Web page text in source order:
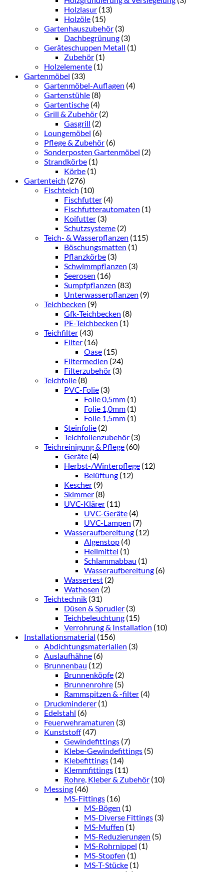
Holzlasur (13)
Holzöle (15)
Gartenhauszubehör (3)
Dachbegrünung (3)
Geräteschuppen Metall (1)
Zubehör (1)
Holzelemente (1)
Gartenmöbel (33)
Gartenmöbel-Auflagen (4)
Gartenstühle (8)
Gartentische (4)
Grill & Zubehör (2)
Gasgrill (2)
Loungemöbel (6)
Pflege & Zubehör (6)
Sonderposten Gartenmöbel (2)
Strandkörbe (1)
Körbe (1)
Gartenteich (276)
Fischteich (10)
Fischfutter (4)
Fischfutterautomaten (1)
Koifutter (3)
Schutzsysteme (2)
Teich- & Wasserpflanzen (115)
Böschungsmatten (1)
Pflanzkörbe (3)
Schwimmpflanzen (3)
Seerosen (16)
Sumpfpflanzen (83)
Unterwasserpflanzen (9)
Teichbecken (9)
Gfk-Teichbecken (8)
PE-Teichbecken (1)
Teichfilter (43)
Filter (16)
Oase (15)
Filtermedien (24)
Filterzubehör (3)
Teichfolie (8)
PVC-Folie (3)
Folie 0,5mm (1)
Folie 1,0mm (1)
Folie 1,5mm (1)
Steinfolie (2)
Teichfolienzubehör (3)
Teichreinigung & Pflege (60)
Geräte (4)
Herbst-/Winterpflege (12)
Belüftung (12)
Kescher (9)
Skimmer (8)
UVC-Klärer (11)
UVC-Geräte (4)
UVC-Lampen (7)
Wasseraufbereitung (12)
Algenstop (4)
Heilmittel (1)
Schlammabbau (1)
Wasseraufbereitung (6)
Wassertest (2)
Wathosen (2)
Teichtechnik (31)
Düsen & Sprudler (3)
Teichbeleuchtung (15)
Verrohrung & Installation (10)
Installationsmaterial (156)
Abdichtungsmaterialien (3)
Auslaufhähne (6)
Brunnenbau (12)
Brunnenköpfe (2)
Brunnenrohre (5)
Rammspitzen & -filter (4)
Druckminderer (1)
Edelstahl (6)
Feuerwehramaturen (3)
Kunststoff (47)
Gewindefittings (7)
Klebe-Gewindefittings (5)
Klebefittings (14)
Klemmfittings (11)
Rohre, Kleber & Zubehör (10)
Messing (46)
MS-Fittings (16)
MS-Bögen (1)
MS-Diverse Fittings (3)
MS-Muffen (1)
MS-Reduzierungen (5)
MS-Rohrnippel (1)
MS-Stopfen (1)
MS-T-Stücke (1)